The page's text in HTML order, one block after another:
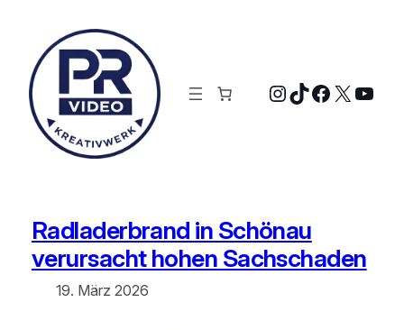
springen
Instagram
TikTok
X
Radladerbrand in Schönau
verursacht hohen Sachschaden
19. März 2026